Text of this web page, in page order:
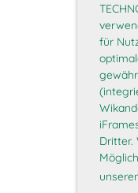
für
Dritter.